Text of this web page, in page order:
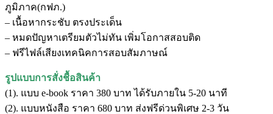
ภูมิภาค(กฟภ.)
– เนื้อหากระชับ ตรงประเด็น
– หมดปัญหาเตรียมตัวไม่ทัน เพิ่มโอกาสสอบติด
– ฟรีไฟล์เสียงเทคนิคการสอบสัมภาษณ์
รูปแบบการสั่งชื้อสินค้า
(1). แบบ e-book ราคา 380 บาท ได้รับภายใน 5-20 นาที
(2). แบบหนังสือ ราคา 680 บาท ส่งฟรีด่วนพิเศษ 2-3 วัน